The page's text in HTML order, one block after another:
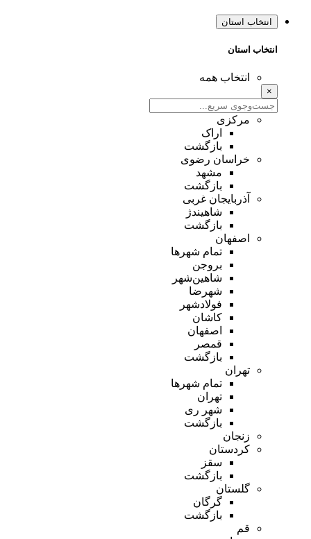
انتخاب استان
انتخاب استان
انتخاب همه
×
مرکزی
اراک
بازگشت
خراسان رضوی
مشهد
بازگشت
آذربایجان غربی
شاهیندژ
بازگشت
اصفهان
تمام شهر‌ها
بروجن
شاهین‌شهر
شهرضا
فولادشهر
کاشان
اصفهان
قمصر
بازگشت
تهران
تمام شهر‌ها
تهران
شهر ری
بازگشت
زنجان
کردستان
سقز
بازگشت
گلستان
گرگان
بازگشت
قم